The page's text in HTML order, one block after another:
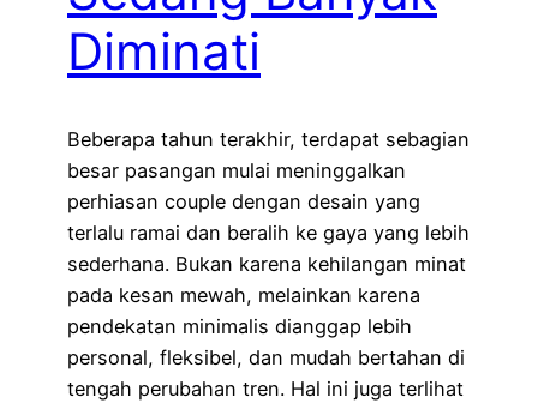
Diminati
Beberapa tahun terakhir, terdapat sebagian
besar pasangan mulai meninggalkan
perhiasan couple dengan desain yang
terlalu ramai dan beralih ke gaya yang lebih
sederhana. Bukan karena kehilangan minat
pada kesan mewah, melainkan karena
pendekatan minimalis dianggap lebih
personal, fleksibel, dan mudah bertahan di
tengah perubahan tren. Hal ini juga terlihat